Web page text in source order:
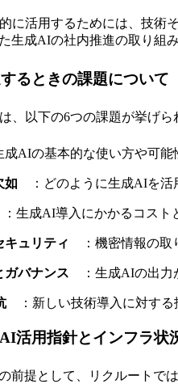
に活用するためには、技術
生成AIの社内推進の取り組
るときの課題について
、以下の6つの課題が挙げら
AIの基本的な使い方や可能
如 ：どのように生成AIを活
生成AI導入にかかるコスト
キュリティ ：機密情報の取
ガバナンス ：生成AIの出力
：新しい技術導入に対する
活用指針とインフラ状
前提として、リクルートでは